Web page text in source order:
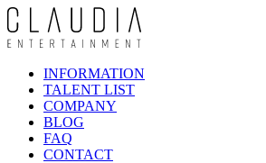
INFORMATION
TALENT LIST
COMPANY
BLOG
FAQ
CONTACT